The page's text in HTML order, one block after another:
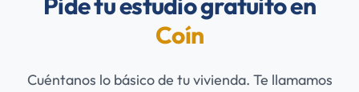
Coín
Cuéntanos lo básico de tu vivienda. Te llamamos